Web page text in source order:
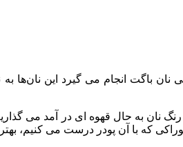
نان باگت انجام می گیرد این نان‌ها
نان به حال قهوه ای در آمد می
که با آن پودر درست می کنیم،